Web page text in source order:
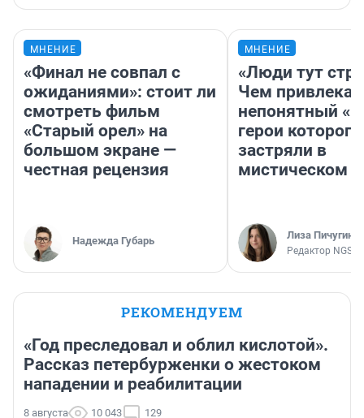
МНЕНИЕ
«Финал не совпал с
ожиданиями»: стоит ли
смотреть фильм
«Старый орел» на
большом экране —
честная рецензия
Надежда Губарь
МНЕНИЕ
«Люди тут
Чем
непонятный
герои которого
застряли в
мистическом
Лиза Пичугина
Редактор
РЕКОМЕНДУЕМ
«Год преследовал и облил кислотой».
Рассказ петербурженки о жестоком
нападении и реабилитации
8 августа 10 043 129